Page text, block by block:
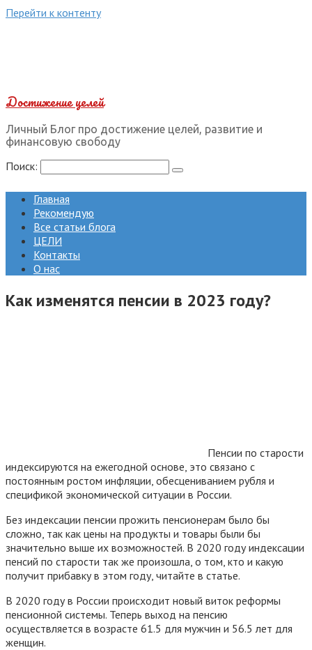
Перейти к контенту
Достижение целей
Личный Блог про достижение целей, развитие и
финансовую свободу
Поиск:
Главная
Рекомендую
Все статьи блога
ЦЕЛИ
Контакты
О нас
Как изменятся пенсии в 2023 году?
Пенсии по старости
индексируются на ежегодной основе, это связано с
постоянным ростом инфляции, обесцениванием рубля и
спецификой экономической ситуации в России.
Без индексации пенсии прожить пенсионерам было бы
сложно, так как цены на продукты и товары были бы
значительно выше их возможностей. В 2020 году индексации
пенсий по старости так же произошла, о том, кто и какую
получит прибавку в этом году, читайте в статье.
В 2020 году в России происходит новый виток реформы
пенсионной системы. Теперь выход на пенсию
осуществляется в возрасте 61.5 для мужчин и 56.5 лет для
женщин.